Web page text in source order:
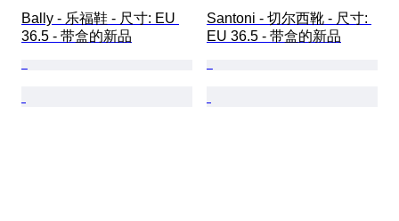
Bally - 乐福鞋 - 尺寸: EU
36.5 - 带盒的新品
Santoni - 切尔西靴 - 尺寸:
EU 36.5 - 带盒的新品